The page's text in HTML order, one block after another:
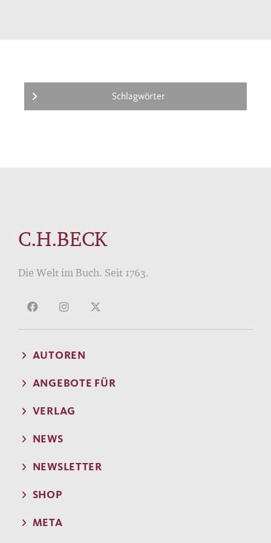
Maße Fachwissenschaftler und interessierte
Laien. Sie erschien - abgesehen von
Schlagwörter
C.H.BECK
Die Welt im Buch. Seit 1763.
AUTOREN
ANGEBOTE FÜR
VERLAG
NEWS
NEWSLETTER
SHOP
META